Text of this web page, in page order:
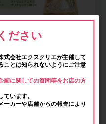
ださい
式会社エクスクリエが主催して
ことは知られないようにご注意
画に関しての質問等をお店の方
います。
ーカーや店舗からの報告により